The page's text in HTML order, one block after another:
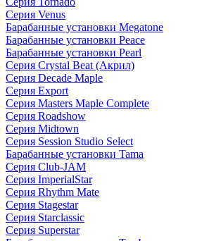
Серия Venus
Барабанные установки Megatone
Барабанные установки Peace
Барабанные установки Pearl
Серия Crystal Beat (Акрил)
Серия Decade Maple
Серия Export
Серия Masters Maple Complete
Серия Roadshow
Серия Midtown
Серия Session Studio Select
Барабанные установки Tama
Серия Club-JAM
Серия ImperialStar
Серия Rhythm Mate
Серия Stagestar
Серия Starclassic
Серия Superstar